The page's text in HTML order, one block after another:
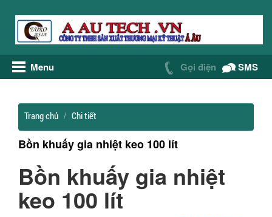
Menu Gọi điện SMS
Trang chủ Chi tiết
Bồn khuấy gia nhiệt keo 100 lít
Bồn khuấy gia nhiệt
keo 100 lít